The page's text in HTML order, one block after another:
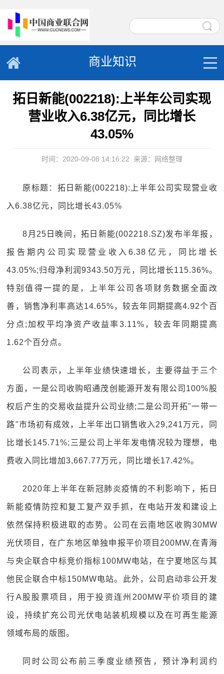
商业知识
拓日新能(002218):上半年公司实现
营业收入6.38亿元，同比增长
43.05%
时间：2020-09-08 14:16:22 来源：网络整理
原标题：拓日新能(002218):上半年公司实现营业收
入6.38亿元，同比增长43.05%
8月25日晚间，拓日新能(002218.SZ)发布半年报，
报告期内公司实现营业收入6.38亿元，同比增长
43.05%;归母净利润9343.50万元，同比增长115.36%。
特别值得一提的是，上半年公司各项财务数据全面改
善，销售净利率高达14.65%，较去年同期提高4.92个百
分点;加权平均净资产收益率3.11%，较去年同期提高
1.62个百分点。
公司表示，上半年业绩快速增长，主要得益于三个
方面，一是公司收购昭通茂创能源开发有限公司100%股
权后产生的交易收益提升公司业绩;二是公司开拓"一带一
路"市场初有成效，上半年出口销售收入29,241万元，同
比增长145.71%;三是公司上半年发电情况较为理想，电
费收入同比增加3,667.77万元，同比增长17.42%。
2020年上半年在新冠肺炎疫情的不利影响下，拓日
新能疫情防控和复工复产双手抓，在电站开发和建设上
依然保持积极进取的态势。公司在云南地区收购30MW
光伏项目，在广东地区单独申报平价项目200MW,在青海
与央企联合中标竞价指标100MW电站，在宁夏地区与其
他民企联合中标150MW电站。此外，公司启动非公开发
行A股股票项目，用于投资连州200MW平价项目的建
设，持续扩充公司光伏电站装机规模以及在可再生能源
领域布局的版图。
同时公司公布前三季度业绩预告，预计净利润约